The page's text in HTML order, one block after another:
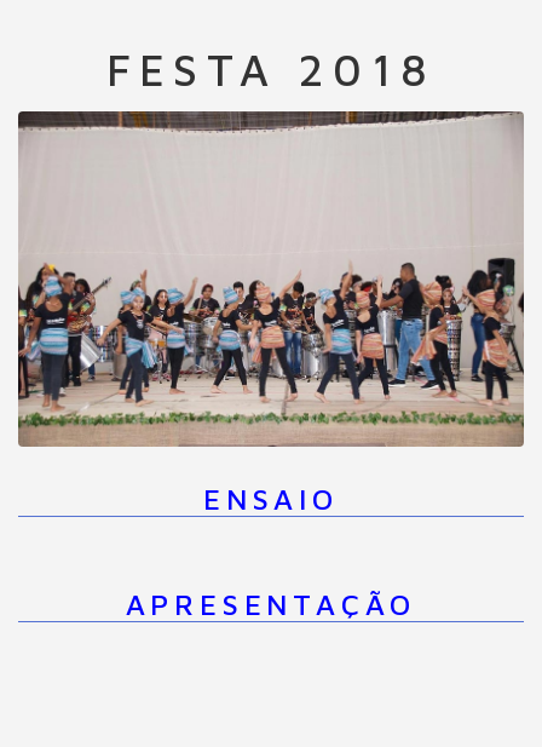
FESTA 2018
ENSAIO
APRESENTAÇÃO